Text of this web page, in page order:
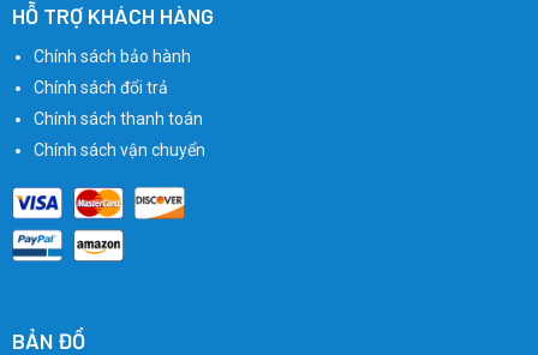
HỖ TRỢ KHÁCH HÀNG
Chính sách bảo hành
Chính sách đổi trả
Chính sách thanh toán
Chính sách vận chuyển
BẢN ĐỒ